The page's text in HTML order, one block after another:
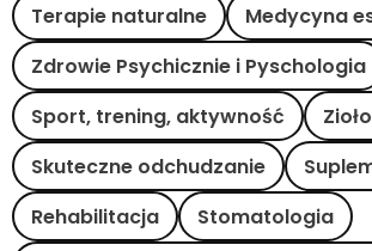
Terapie naturalne
Medycyna
Zdrowie Psychicznie i Pyschologia
Sport, trening, aktywność
Skuteczne odchudzanie
Rehabilitacja
Stomatologia